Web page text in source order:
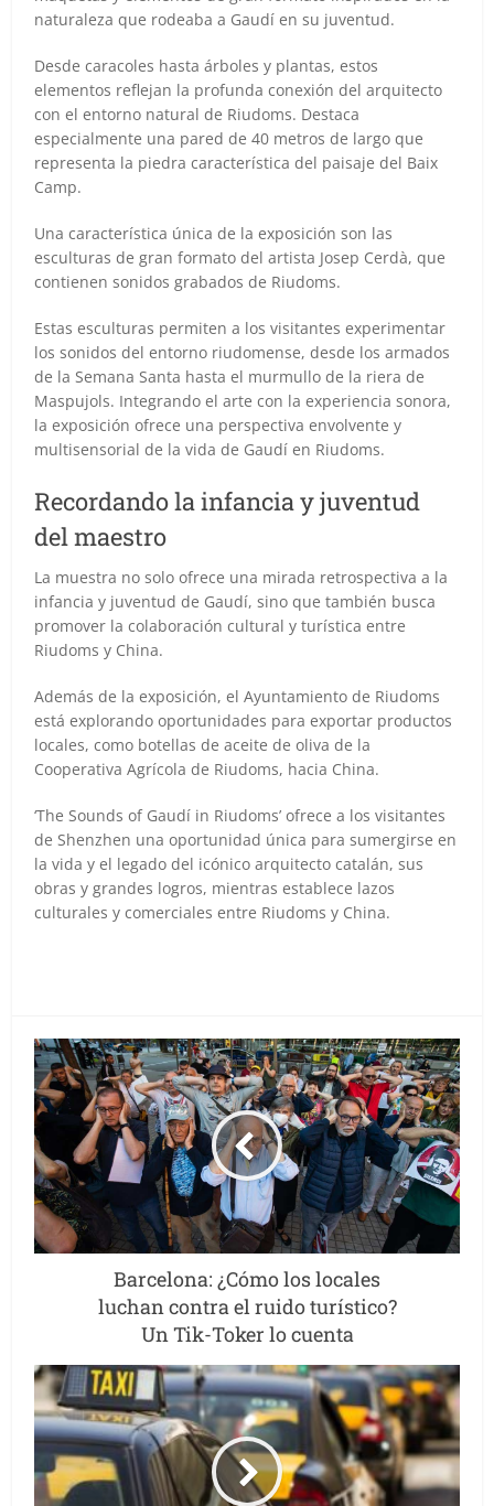
naturaleza que rodeaba a Gaudí en su juventud.
Desde caracoles hasta árboles y plantas, estos
elementos reflejan la profunda conexión del arquitecto
con el entorno natural de Riudoms. Destaca
especialmente una pared de 40 metros de largo que
representa la piedra característica del paisaje del Baix
Camp.
Una característica única de la exposición son las
esculturas de gran formato del artista Josep Cerdà, que
contienen sonidos grabados de Riudoms.
Estas esculturas permiten a los visitantes experimentar
los sonidos del entorno riudomense, desde los armados
de la Semana Santa hasta el murmullo de la riera de
Maspujols. Integrando el arte con la experiencia sonora,
la exposición ofrece una perspectiva envolvente y
multisensorial de la vida de Gaudí en Riudoms.
Recordando la infancia y juventud
del maestro
La muestra no solo ofrece una mirada retrospectiva a la
infancia y juventud de Gaudí, sino que también busca
promover la colaboración cultural y turística entre
Riudoms y China.
Además de la exposición, el Ayuntamiento de Riudoms
está explorando oportunidades para exportar productos
locales, como botellas de aceite de oliva de la
Cooperativa Agrícola de Riudoms, hacia China.
‘The Sounds of Gaudí in Riudoms’ ofrece a los visitantes
de Shenzhen una oportunidad única para sumergirse en
la vida y el legado del icónico arquitecto catalán, sus
obras y grandes logros, mientras establece lazos
culturales y comerciales entre Riudoms y China.
Barcelona: ¿Cómo los locales
luchan contra el ruido turístico?
Un Tik-Toker lo cuenta